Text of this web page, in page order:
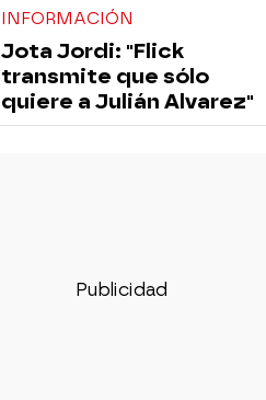
INFORMACIÓN
Jota Jordi: "Flick
transmite que sólo
quiere a Julián Alvarez"